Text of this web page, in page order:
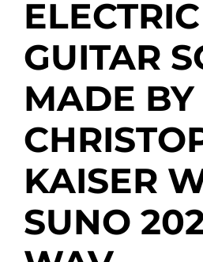
ELECTRIC
GUITAR
MADE
KAISER
SUNO